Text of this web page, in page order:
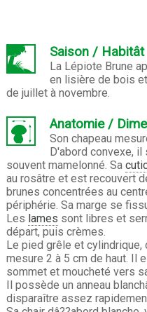
Saison / Habitât
La Lépiote Brune
en lisière de bois
de juillet à novembre.
Anatomie /
Son chapeau
D'abord convexe,
souvent mamelonné. Sa
au rosâtre et est recouvert
brunes concentrées au
périphérie. Sa marge se
Les lames sont libres et
départ, puis crèmes.
Le pied grêle et cylindrique,
mesure 2 à 5 cm de haut. Il
sommet et moucheté vers
Il possède un anneau
disparaître assez